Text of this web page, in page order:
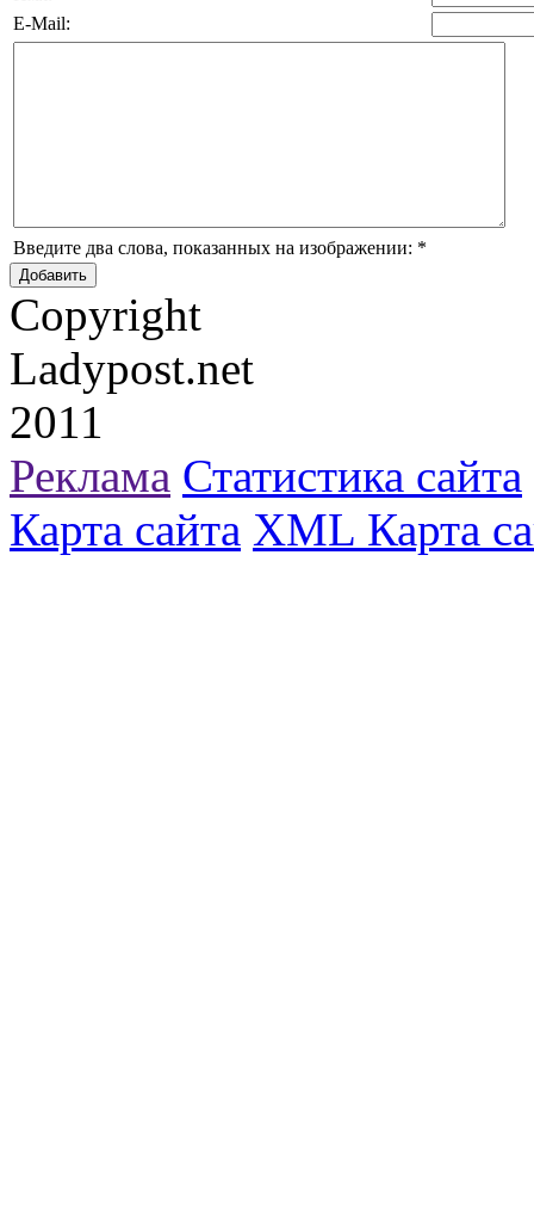
E-Mail:
Введите два слова, показанных на изображении: *
Copyright
Ladypost.net
2011
Реклама Статистика сайта
Карта сайта XML Карта